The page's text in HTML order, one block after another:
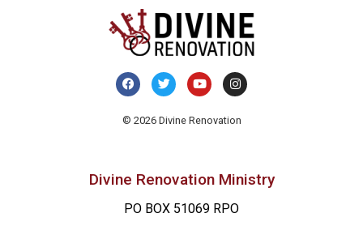
© 2026 Divine Renovation
Divine Renovation Ministry
PO BOX 51069 RPO